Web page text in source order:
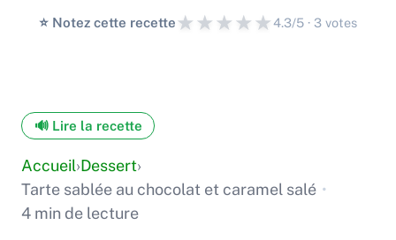
⭐️ Notez cette recette★★★★★4.3/5 · 3 votes
🔊 Lire la recette
Accueil›Dessert›
Tarte sablée au chocolat et caramel salé •
4 min de lecture